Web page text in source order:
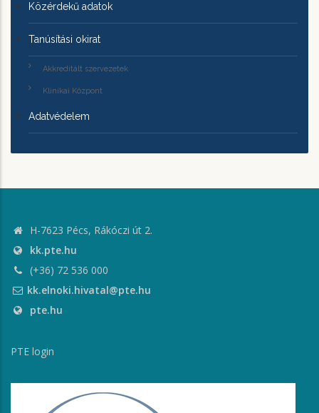
Közérdekű adatok
Tanúsítási okirat
Akkreditált szervezetek
Klinikai Központ
Adatvédelem
H-7623 Pécs, Rákóczi út 2.
kk.pte.hu
(+36) 72 536 000
kk.elnoki.hivatal@pte.hu
pte.hu
PTE login